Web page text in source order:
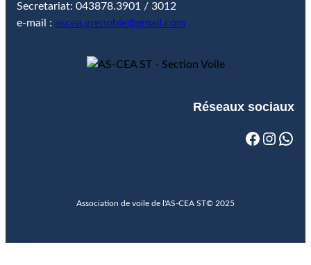
Secretariat: 043878.3901 / 3012
e-mail : ascea.grenoble@gmail.com
Réseaux sociaux
Association de voile de l'AS-CEA ST© 2025